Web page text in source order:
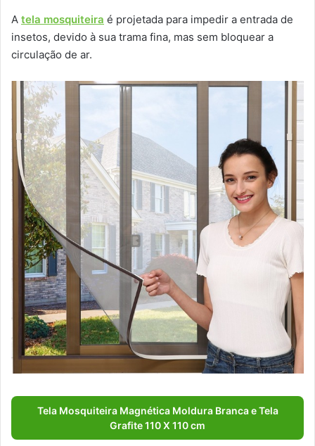
A tela mosquiteira é projetada para impedir a entrada de
insetos, devido à sua trama fina, mas sem bloquear a
circulação de ar.
Tela Mosquiteira Magnética Moldura Branca e Tela
Grafite 110 X 110 cm